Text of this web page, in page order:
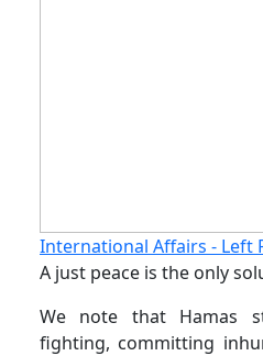
International Affairs - Left
A just peace is the only
We note that Hamas
fighting, committing